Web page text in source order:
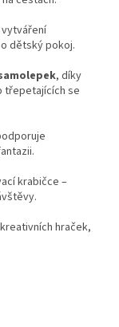
dětský pokoj.
, díky
třepetajících se
krabičce –
hraček,